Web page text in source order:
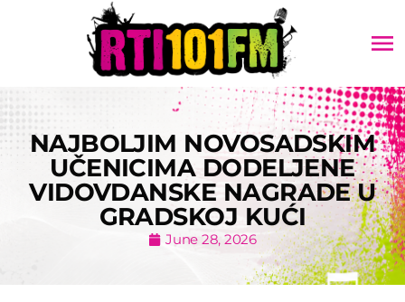
menu
NAJBOLJIM NOVOSADSKIM
UČENICIMA DODELJENE
VIDOVDANSKE NAGRADE U
GRADSKOJ KUĆI
June 28, 2026